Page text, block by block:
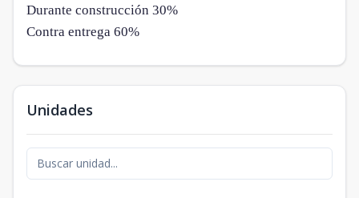
Durante construcción 30%
Contra entrega 60%
Unidades